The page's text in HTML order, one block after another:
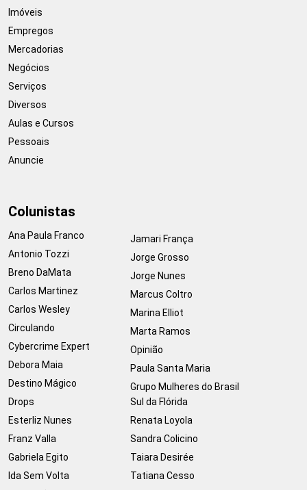
Imóveis
Empregos
Mercadorias
Negócios
Serviços
Diversos
Aulas e Cursos
Pessoais
Anuncie
Colunistas
Ana Paula Franco
Antonio Tozzi
Breno DaMata
Carlos Martinez
Carlos Wesley
Circulando
Cybercrime Expert
Debora Maia
Destino Mágico
Drops
Esterliz Nunes
Franz Valla
Gabriela Egito
Ida Sem Volta
Jamari França
Jorge Grosso
Jorge Nunes
Marcus Coltro
Marina Elliot
Marta Ramos
Opinião
Paula Santa Maria
Grupo Mulheres do Brasil
Sul da Flórida
Renata Loyola
Sandra Colicino
Taiara Desirée
Tatiana Cesso